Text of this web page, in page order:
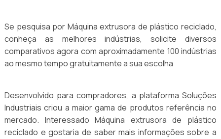
Se pesquisa por Máquina extrusora de plástico reciclado,
conheça as melhores indústrias, solicite diversos
comparativos agora com aproximadamente 100 indústrias
ao mesmo tempo gratuitamente a sua escolha
Desenvolvido para compradores, a plataforma Soluções
Industriais criou a maior gama de produtos referência no
mercado. Interessado Máquina extrusora de plástico
reciclado e gostaria de saber mais informações sobre a